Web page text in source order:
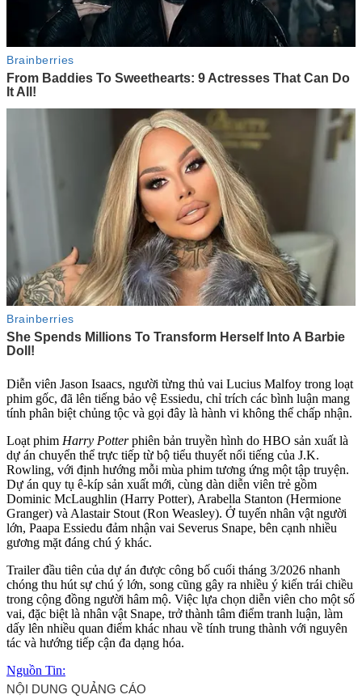
Diễn viên Jason Isaacs, người từng thủ vai Lucius Malfoy trong loạt
phim gốc, đã lên tiếng bảo vệ Essiedu, chỉ trích các bình luận mang
tính phân biệt chủ‌ng tộ‌c và gọi đây là hành vi không thể chấp nhận.
Loạt phim Harry Potterphiên bản truyền hình do HBO sản xuất là
dự án chuyển thể trực tiếp từ bộ tiểu thuyết nổi tiếng của J.K.
Rowling, với định hướng mỗi mùa phim tương ứng một tập truyện.
Dự án quy tụ ê-kíp sản xuất mới, cùng dàn diễn viên trẻ gồm
Dominic McLaughlin (Harry Potter), Arabella Stanton (Hermione
Granger) và Alastair Stout (Ron Weasley). Ở tuyến nhân vật người
lớn, Paapa Essiedu đảm nhận vai Severus Snape, bên cạnh nhiều
gương mặt đáng chú ý khác.
Trailer đầu tiên của dự án được công bố cuối tháng 3/2026 nhanh
chóng thu hút sự chú ý lớn, song cũng gây ra nhiều ý kiến trái chiều
trong cộng đồng người hâm mộ. Việc lựa chọn diễn viên cho một số
vai, đặc biệt là nhân vật Snape, trở thành tâm điểm tranh luận, làm
dấy lên nhiều quan điểm khác nhau về tính trung thành với nguyên
tác và hướng tiếp cận đa dạng hóa.
Nguồn Tin: